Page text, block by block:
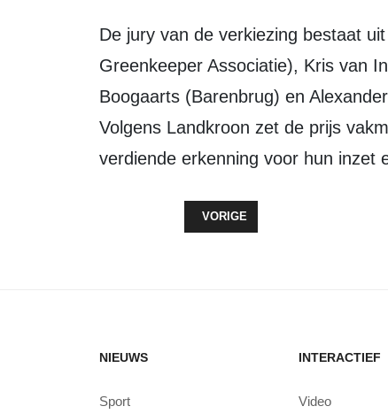
De jury van de verkiezing bestaat uit Jannes Landkroon (Nederlandse
Greenkeeper Associatie), Kris van
Boogaarts (Barenbrug) en
Volgens Landkroon zet de prijs
verdiende erkenning voor hun inzet
VORIG ARTIKEL: NIEUWE
VORIGE
NIEUWS
Sport
INTERACTIEF
Video